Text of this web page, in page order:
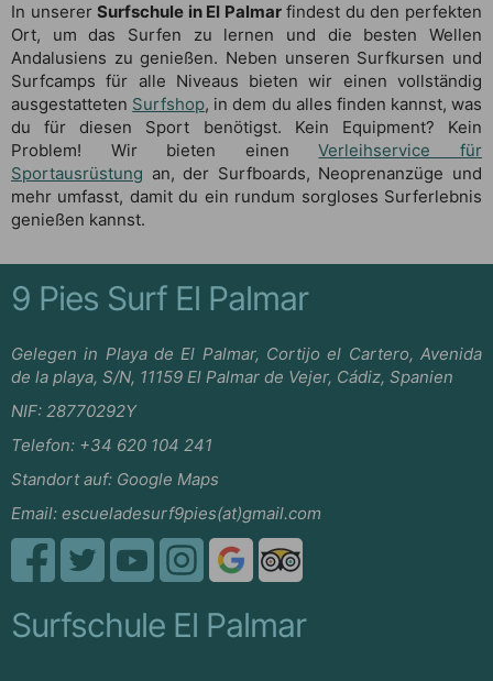
In unsererSurfschule in El Palmarfindest du den perfekten
Ort, um das Surfen zu lernen und die besten Wellen
Andalusiens zu genießen. Neben unseren Surfkursen und
Surfcamps für alle Niveaus bieten wir einen vollständig
ausgestatteten Surfshop, in dem du alles finden kannst, was
du für diesen Sport benötigst. Kein Equipment? Kein
Problem! Wir bieten einenVerleihservice für
Sportausrüstung an, der Surfboards, Neoprenanzüge und
mehr umfasst, damit du ein rundum sorgloses Surferlebnis
genießen kannst.
Surfschule El Palmar
9 Pies Surf El Palmar
Gelegen in Playa de El Palmar, Cortijo el Cartero, Avenida
de la playa, S/N, 11159 El Palmar de Vejer, Cádiz, Spanien
NIF: 28770292Y
Telefon: +34 620 104 241
Standort auf: Google Maps
Email: escueladesurf9pies(at)gmail.com